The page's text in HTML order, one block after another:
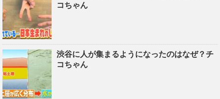
コちゃん
渋谷に人が集まるようになったのはなぜ？チ
コちゃん